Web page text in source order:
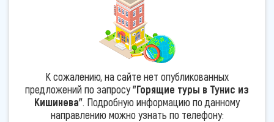
К сожалению, на сайте нет опубликованных
предложений по запросу"Горящие туры в Тунис из
Кишинева". Подробную информацию по данному
направлению можно узнать по телефону: